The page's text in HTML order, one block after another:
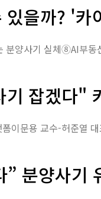
? '카이스
잡겠다"
분양사기